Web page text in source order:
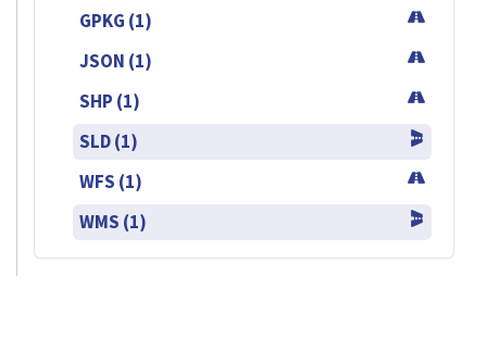
GPKG (1)
JSON (1)
SHP (1)
SLD (1)
WFS (1)
WMS (1)